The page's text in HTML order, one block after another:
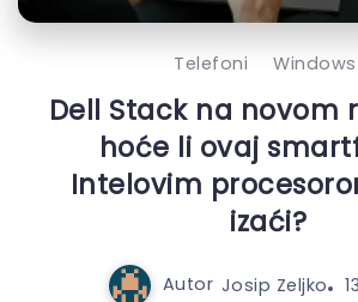
Telefoni Windows
Dell Stack na novom
hoće li ovaj
Intelovim
izaći?
Autor Josip Zeljko